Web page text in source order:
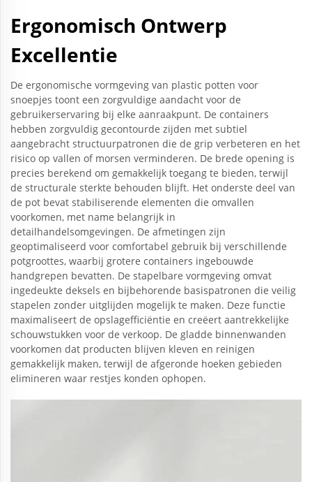
Ergonomisch Ontwerp
Excellentie
De ergonomische vormgeving van plastic potten voor
snoepjes toont een zorgvuldige aandacht voor de
gebruikerservaring bij elke aanraakpunt. De containers
hebben zorgvuldig gecontourde zijden met subtiel
aangebracht structuurpatronen die de grip verbeteren en het
risico op vallen of morsen verminderen. De brede opening is
precies berekend om gemakkelijk toegang te bieden, terwijl
de structurale sterkte behouden blijft. Het onderste deel van
de pot bevat stabiliserende elementen die omvallen
voorkomen, met name belangrijk in
detailhandelsomgevingen. De afmetingen zijn
geoptimaliseerd voor comfortabel gebruik bij verschillende
potgroottes, waarbij grotere containers ingebouwde
handgrepen bevatten. De stapelbare vormgeving omvat
ingedeukte deksels en bijbehorende basispatronen die veilig
stapelen zonder uitglijden mogelijk te maken. Deze functie
maximaliseert de opslagefficiëntie en creëert aantrekkelijke
schouwstukken voor de verkoop. De gladde binnenwanden
voorkomen dat producten blijven kleven en reinigen
gemakkelijk maken, terwijl de afgeronde hoeken gebieden
elimineren waar restjes konden ophopen.